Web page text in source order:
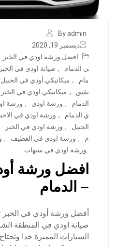
By admin
ديسمبر 19, 2020
افضل ورشة اودي في الخبر
ي الدمام
, صيانة اودي في الخبر
مام
, ميكانيكي أودي في الجبيل
بقيق
, ميكانيكي اودي في الخبر
الدمام
, ورشة اودي , ورشة
ي الدمام
, ورشة اودي في
الجبيل
, ورشة اودي في الخبر
م
, ورشة اودي في القطيف ,
ورشة اودي في سيهات
افضل ورشة
– الدمام
أفضل ورشة أودي في الخبر
صيانة اودي في المنطقة
السيارات المميزة جدا